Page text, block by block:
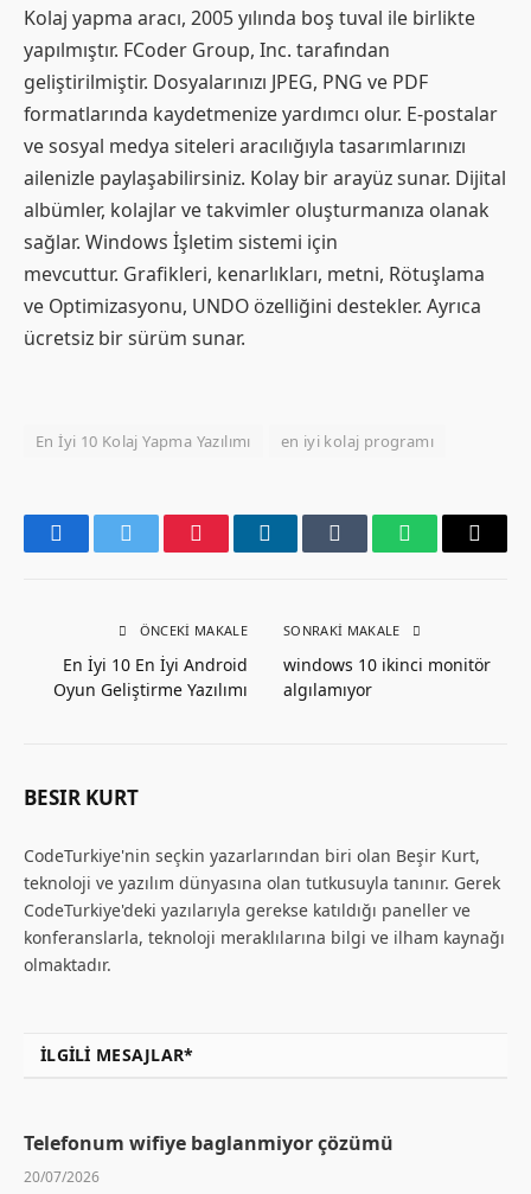
Kolaj yapma aracı, 2005 yılında boş tuval ile birlikte
yapılmıştır. FCoder Group, Inc. tarafından
geliştirilmiştir. Dosyalarınızı JPEG, PNG ve PDF
formatlarında kaydetmenize yardımcı olur. E-postalar
ve sosyal medya siteleri aracılığıyla tasarımlarınızı
ailenizle paylaşabilirsiniz. Kolay bir arayüz sunar. Dijital
albümler, kolajlar ve takvimler oluşturmanıza olanak
sağlar. Windows İşletim sistemi için
mevcuttur. Grafikleri, kenarlıkları, metni, Rötuşlama
ve Optimizasyonu, UNDO özelliğini destekler. Ayrıca
ücretsiz bir sürüm sunar.
En İyi 10 Kolaj Yapma Yazılımı en iyi kolaj programı
FacebookTwitter PinterestLinkedInTumblr WhatsAppEmail
ÖNCEKI MAKALE
En İyi 10 En İyi Android
Oyun Geliştirme Yazılımı
SONRAKI MAKALE
windows 10 ikinci monitör
algılamıyor
BESIR KURT
CodeTurkiye'nin seçkin yazarlarından biri olan Beşir Kurt,
teknoloji ve yazılım dünyasına olan tutkusuyla tanınır. Gerek
CodeTurkiye'deki yazılarıyla gerekse katıldığı paneller ve
konferanslarla, teknoloji meraklılarına bilgi ve ilham kaynağı
olmaktadır.
İLGILI MESAJLAR*
Telefonum wifiye baglanmiyor çözümü
20/07/2026